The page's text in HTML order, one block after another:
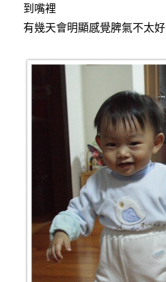
到嘴裡
有幾天會明顯感覺脾氣不太好